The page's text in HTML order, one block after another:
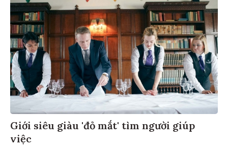
Giới siêu giàu 'đỏ mắt' tìm người giúp
việc